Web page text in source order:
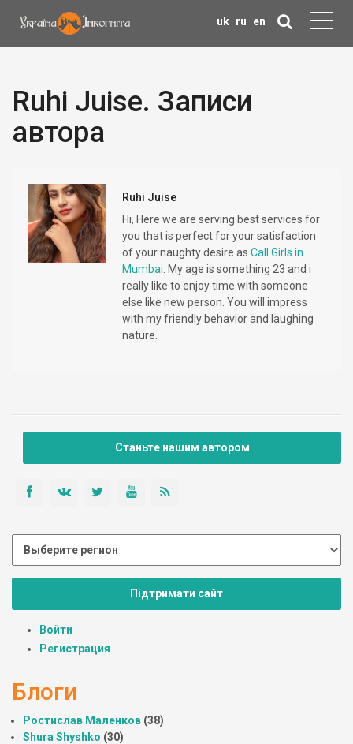
uk ru en
Ruhi Juise. Записи
автора
Ruhi Juise
Hi, Here we are serving best services for
you that is perfect for your satisfaction
of your naughty desire as Call Girls in
Mumbai . My age is something 23 and i
really like to enjoy time with someone
else like new person. You will impress
with my friendly behavior and laughing
nature.
Станьте нашим автором
Підтримати сайт
Войти
Регистрация
Блоги
Ростислав Маленков (38)
Shura Shyshko (30)